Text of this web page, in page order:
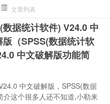
文章列表
数据统计软件) V24.0 中
版（SPSS(数据统计软
中文破解版功能简
中文破解版，SPSS(数据
这个很多人还不知道,小勒来